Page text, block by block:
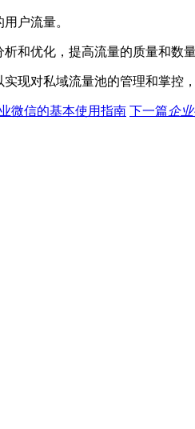
户流量。
和优化，提高流量的质量和数量
现对私域流量池的管理和掌控
微信的基本使用指南 下一篇企